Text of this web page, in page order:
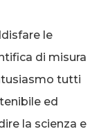
le
di misura
tutti
ed
la scienza e